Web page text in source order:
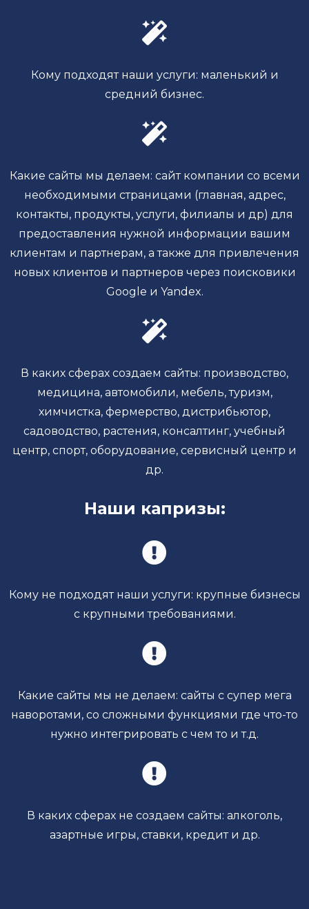
Кому подходят наши услуги: маленький и
средний бизнес.
Какие сайты мы делаем: сайт компании со всеми
необходимыми страницами (главная, адрес,
контакты, продукты, услуги, филиалы и др) для
предоставления нужной информации вашим
клиентам и партнерам, а также для привлечения
новых клиентов и партнеров через поисковики
Google и Yandex.
В каких сферах создаем сайты: производство,
медицина, автомобили, мебель, туризм,
химчистка, фермерство, дистрибьютор,
садоводство, растения, консалтинг, учебный
центр, спорт, оборудование, сервисный центр и
др.
Наши капризы:
Кому не подходят наши услуги: крупные бизнесы
с крупными требованиями.
Какие сайты мы не делаем: сайты с супер мега
наворотами, со сложными функциями где что-то
нужно интегрировать с чем то и т.д.
В каких сферах не создаем сайты: алкоголь,
азартные игры, ставки, кредит и др.